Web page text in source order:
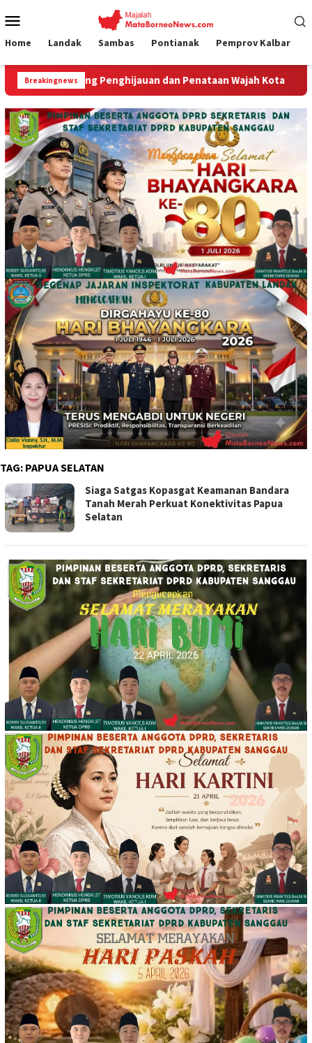
ke
Mobile
Home Landak Sambas Pontianak Pemprov Kalbar
Breakingnewsdan Penataan Wajah Kota DPRD Sambas
TAG: PAPUA SELATAN
Siaga Satgas Kopasgat Keamanan Bandara
Tanah Merah Perkuat Konektivitas Papua
Selatan